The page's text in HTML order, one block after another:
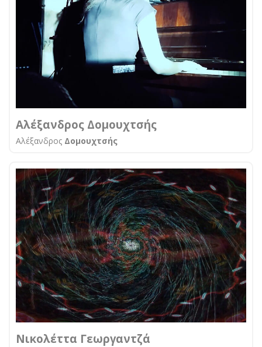
Αλέξανδρος Δομουχτσής
Αλέξανδρος Δομουχτσής
Νικολέττα Γεωργαντζά